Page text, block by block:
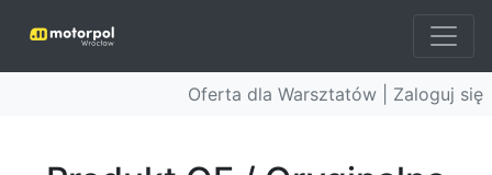
Oferta dla Warsztatów | Zaloguj się